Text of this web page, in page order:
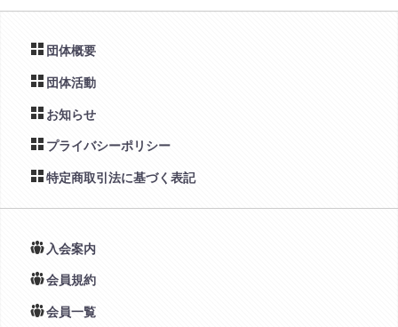
団体概要
団体活動
お知らせ
プライバシーポリシー
特定商取引法に基づく表記
入会案内
会員規約
会員一覧